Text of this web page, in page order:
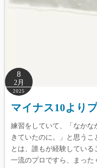
8
2月
2025
マイナス10より
練習をしていて、「なか
きていたのに。」と思う
とは、誰もが経験してい
一流のプロですら、まった